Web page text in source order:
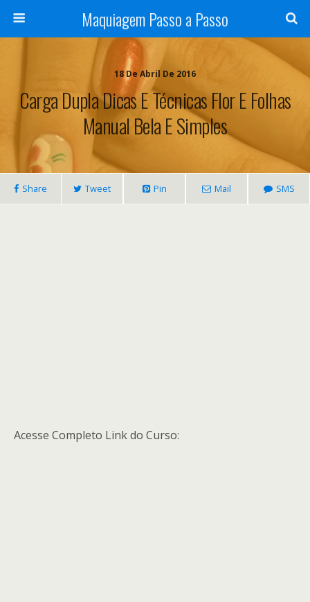
Maquiagem Passo a Passo
18 De Abril De 2016
Carga Dupla Dicas E Técnicas Flor E Folhas
Manual Bela E Simples
Share Tweet Pin Mail SMS
Acesse Completo Link do Curso: